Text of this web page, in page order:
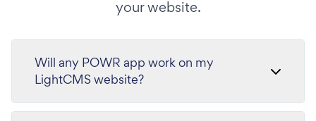
your website.
Will any POWR app work on my
LightCMS website?